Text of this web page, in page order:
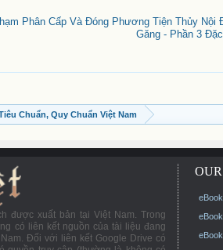
Phân Cấp Và Đóng Phương Tiện Thủy Nội
Găng - Phần 3
Chuẩn, Quy Chuẩn Việt Nam
được xuất bản tại Việt Nam. Trong
có liên kết nguồn của tài liệu đang
Đối với liên kết Google Drive có